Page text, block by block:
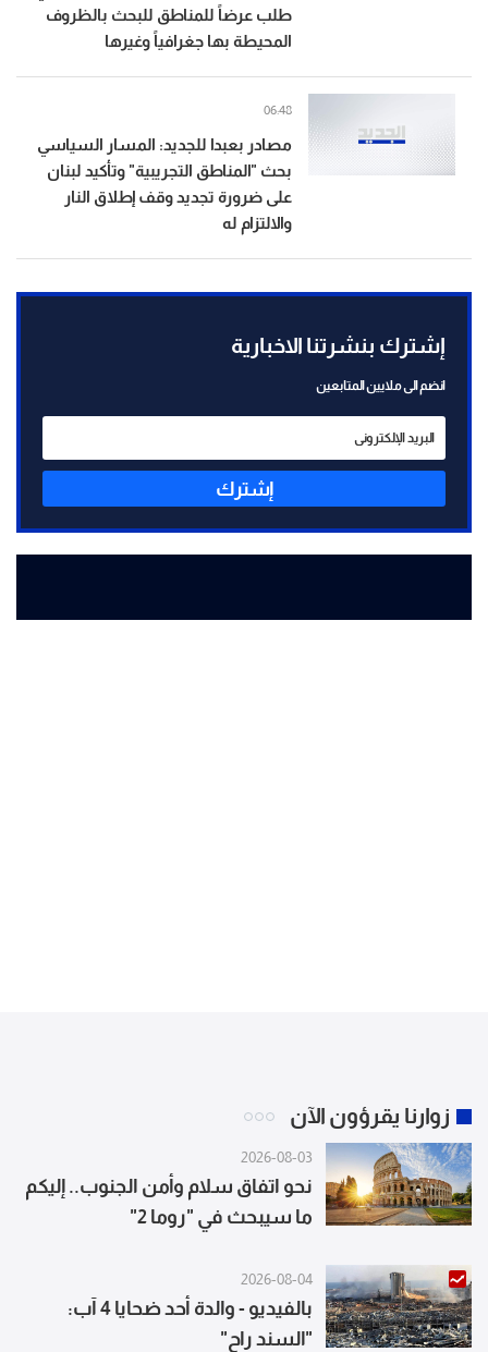
طلب عرضاً للمناطق للبحث بالظروف
المحيطة بها جغرافياً وغيرها
مصادر بعبدا للجديد: المسار السياسي
بحث "المناطق التجريبية" وتأكيد لبنان
على ضرورة تجديد وقف إطلاق النار
والالتزام له
06:48
إشترك بنشرتنا الاخبارية
انضم الى ملايين المتابعين
إشترك
زوارنا يقرؤون الآن
2026-08-03
نحو اتفاق سلام وأمن الجنوب.. إليكم
ما سيبحث في "روما 2"
2026-08-04
بالفيديو - والدة أحد ضحايا 4 آب:
"السند راح"